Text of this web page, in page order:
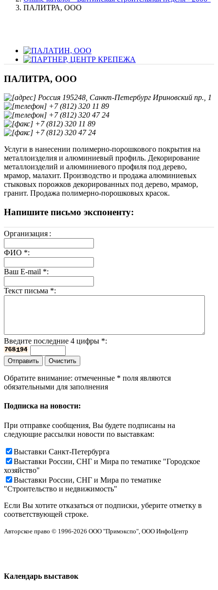
ПАЛИТРА, ООО
ПАЛИТРА, ООО
Россия 195248, Санкт-Петербург Ириновский пр., 1
+7 (812) 320 11 89
+7 (812) 320 47 24
+7 (812) 320 11 89
+7 (812) 320 47 24
Услуги в нанесении полимерно-порошкового покрытия на
металлоизделия и алюминиевый профиль. Декорирование
металлоизделий и алюминиевого профиля под дерево,
мрамор, малахит. Производство и продажа алюминиевых
стыковых порожков декорированных под дерево, мрамор,
гранит. Продажа полимерно-порошковых красок.
Напишите письмо экспоненту:
Организация :
ФИО *:
Ваш E-mail *:
Текст письма *:
Введите последние 4 цифры *:
Обратите внимание: отмеченные * поля являются
обязательными для заполнения
Подписка на новости:
При отправке сообщения, Вы будете подписаны на
следующие рассылки новости по выставкам:
Выставки Санкт-Петербурга
Выставки России, СНГ и Мира по тематике "Городское
хозяйство"
Выставки России, СНГ и Мира по тематике
"Строительство и недвижимость"
Если Вы хотите отказаться от подписки, уберите отметку в
соответствующей строке.
Авторское право © 1996-2026 OOO "Примэкспо", ООО ИнфоЦентр
Календарь выставок